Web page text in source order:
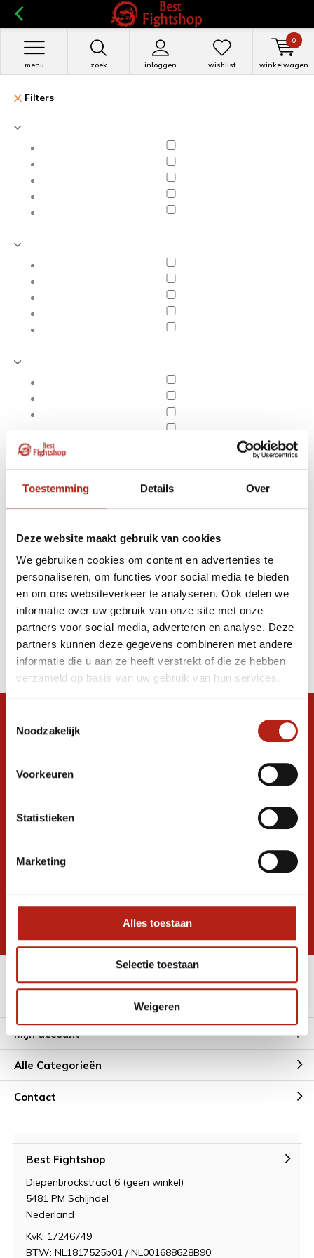
Toestemming Details Over
Deze website maakt gebruik van cookies
We gebruiken cookies om content en advertenties te
personaliseren, om functies voor social media te bieden
en om ons websiteverkeer te analyseren. Ook delen we
informatie over uw gebruik van onze site met onze
partners voor social media, adverteren en analyse. Deze
partners kunnen deze gegevens combineren met andere
informatie die u aan ze heeft verstrekt of die ze hebben
verzameld op basis van uw gebruik van hun services.
Noodzakelijk
Voorkeuren
Statistieken
Marketing
Alles toestaan
Selectie toestaan
Weigeren
zoek inloggen
menu wishlist winkelwagen
0
Filters
Apply filters Doen
Producten
Filter
Ontvang de nieuwste aanbiedingen en
promoties
Inschrijven voor
korting
* Lees hier de wettelijke beperkingen
Mijn account
Alle Categorieën
Contact
Best Fightshop
Diepenbrockstraat 6 (geen winkel)
5481 PM Schijndel
Nederland
KvK: 17246749
BTW: NL1817525b01 / NL001688628B90